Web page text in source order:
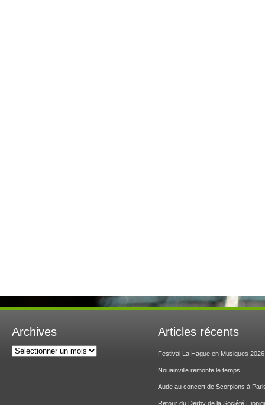
Archives
Archives
Articles récents
Festival La Hague en Musiques 2026
Nouainville remonte le temps…
Aude au concert de Scorpions à
Retour du Derby de la Société